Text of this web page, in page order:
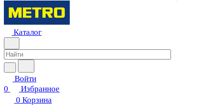
Каталог
Войти
0
Избранное
0 Корзина